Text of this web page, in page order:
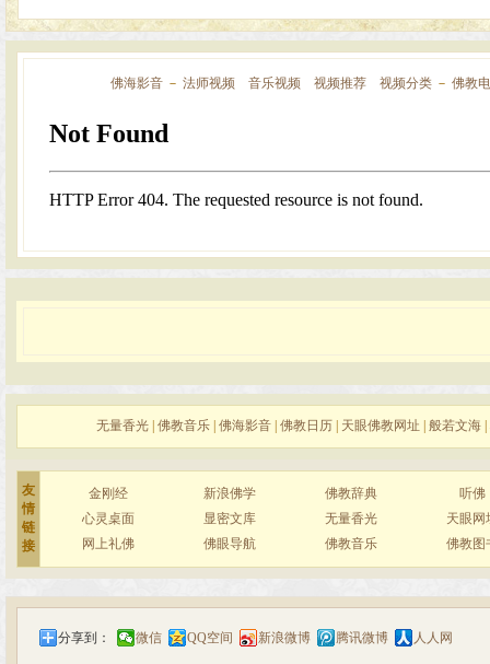
佛海影音 － 法师视频 音乐视频 视频推荐 视频分类 － 佛教
无量香光 佛教音乐 佛海影音 佛教日历 天眼佛教网址 般若文海
友
情
链
接
金刚经 新浪佛学 佛教辞典
听佛
心灵桌面
显密文库 无量香光
天眼网
网上礼佛
佛眼导航 佛教音乐 佛教图
分享到： 微信 QQ空间 新浪微博 腾讯微博 人人网